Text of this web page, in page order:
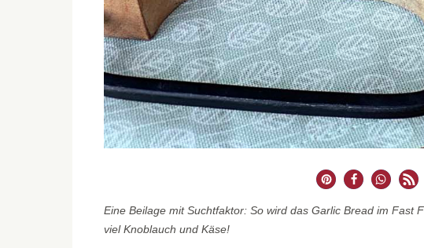
Eine Beilage mit Suchtfaktor: So wird das Garlic Bread im Fast
viel Knoblauch und Käse!